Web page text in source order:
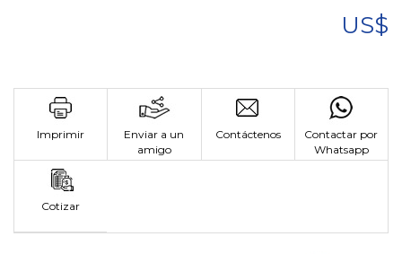
US$
Imprimir
Enviar a un
amigo
Contáctenos
Contactar por
Whatsapp
Cotizar